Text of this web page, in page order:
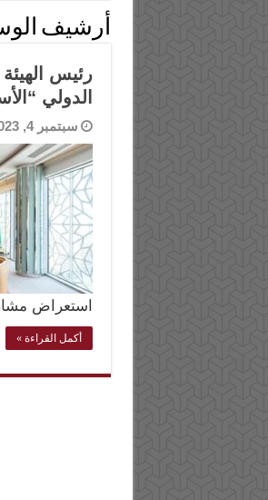
أرشيف
رئيس
الدولي “الأسبوع
سبتمبر 4, 2023
استعراض
أكمل القراءة »